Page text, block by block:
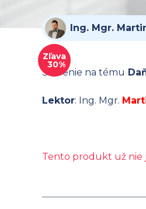
Ing. Mgr.
Zľava
30%
Školenie na tému
Lektor: Ing. Mgr.
Tento produkt už nie